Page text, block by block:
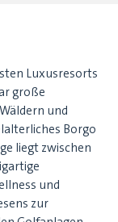
Luxusresorts
große
und
Borgo
liegt zwischen
und
zur